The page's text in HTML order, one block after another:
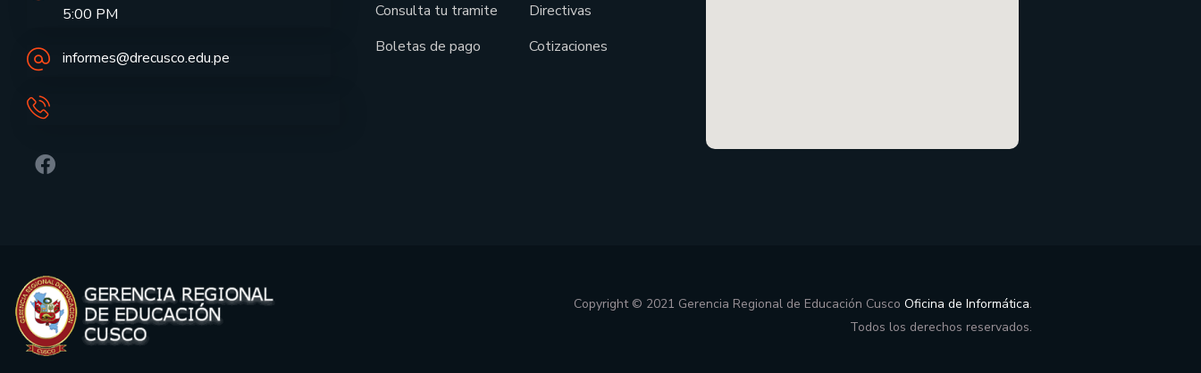
5:00 PM
informes@drecusco.edu.pe
Consulta tu tramite
Boletas de pago
Directivas
Cotizaciones
Copyright © 2021 Gerencia Regional de Educación Cusco Oficina de Informática.
Todos los derechos reservados.